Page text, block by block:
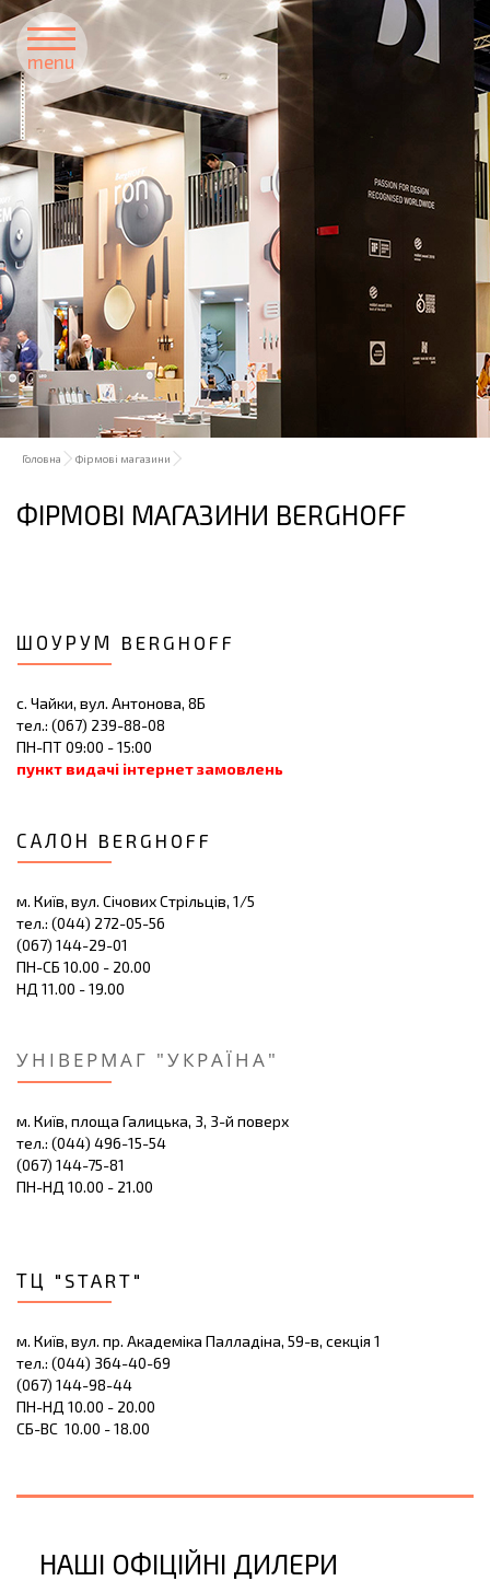
menu
Головна Фірмові магазини
ФІРМОВІ МАГАЗИНИ BERGHOFF
ШОУРУМ BERGHOFF
с. Чайки, вул. Антонова, 8Б
тел.: (067) 239-88-08
ПН-ПТ 09:00 - 15:00
пункт видачі інтернет замовлень
САЛОН BERGHOFF
м. Київ, вул. Січових Стрільців, 1/5
тел.: (044) 272-05-56
(067) 144-29-01
ПН-СБ 10.00 - 20.00
НД 11.00 - 19.00
УНІВЕРМАГ "УКРАЇНА"
м. Київ, площа Галицька, 3, 3-й поверх
тел.: (044) 496-15-54
(067) 144-75-81
ПН-НД 10.00 - 21.00
ТЦ "START"
м. Київ, вул. пр. Академіка Палладіна, 59-в, секція 1
тел.: (044) 364-40-69
(067) 144-98-44
ПН-НД 10.00 - 20.00
СБ-ВС 10.00 - 18.00
НАШІ ОФІЦІЙНІ ДИЛЕРИ